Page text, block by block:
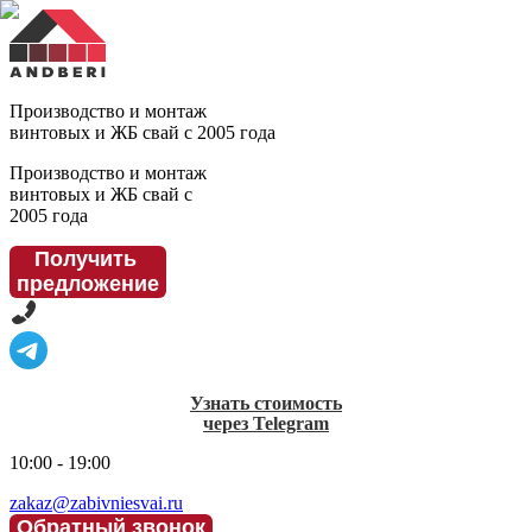
Производство и монтаж
винтовых и ЖБ свай с 2005 года
Производство и монтаж
винтовых и ЖБ свай с
2005 года
Получить
предложение
Узнать стоимость
через Telegram
10:00 - 19:00
zakaz@zabivniesvai.ru
Обратный звонок